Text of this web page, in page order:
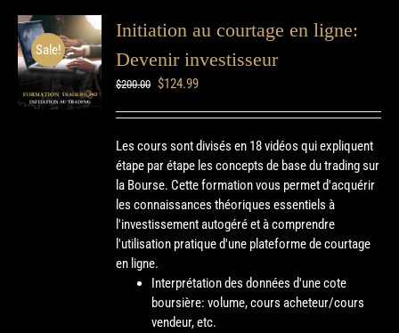
Sale!
Initiation au courtage en ligne:
Devenir investisseur
$200.00 $124.99
Les cours sont divisés en 18 vidéos qui expliquent
étape par étape les concepts de base du trading sur
la Bourse. Cette formation vous permet d'acquérir
les connaissances théoriques essentiels à
l'investissement autogéré et à comprendre
l'utilisation pratique d'une plateforme de courtage
en ligne.
Interprétation des données d'une cote
boursière: volume, cours acheteur/cours
vendeur, etc.